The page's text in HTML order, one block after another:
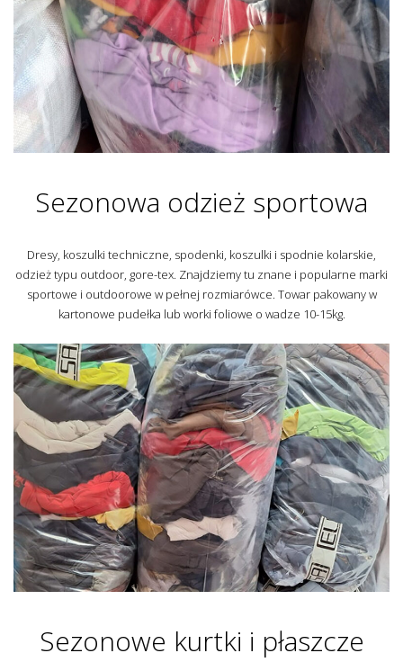
Sezonowa odzież sportowa
Dresy, koszulki techniczne, spodenki, koszulki i spodnie kolarskie,
odzież typu outdoor, gore-tex. Znajdziemy tu znane i popularne marki
sportowe i outdoorowe w pełnej rozmiarówce. Towar pakowany w
kartonowe pudełka lub worki foliowe o wadze 10-15kg.
Sezonowe kurtki i płaszcze